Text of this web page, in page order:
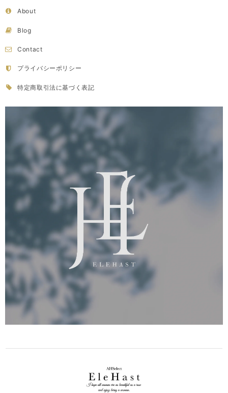
About
Blog
Contact
プライバシーポリシー
特定商取引法に基づく表記